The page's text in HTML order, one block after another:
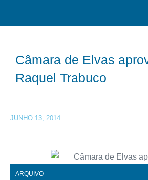
Câmara de Elvas
Raquel Trabuco
JUNHO 13, 2014
ARQUIVO